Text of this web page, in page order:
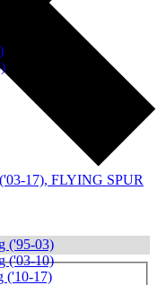
17), FLYING SPUR
('95-03)
('03-10)
('10-17)